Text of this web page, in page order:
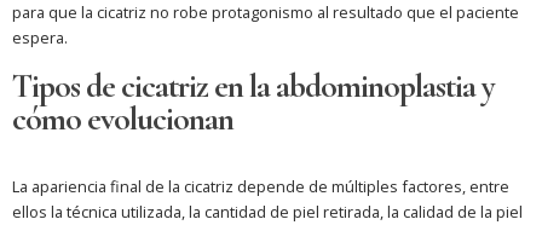
para que la cicatriz no robe protagonismo al resultado que el paciente
espera.
Tipos de cicatriz en la abdominoplastia y
cómo evolucionan
La apariencia final de la cicatriz depende de múltiples factores, entre
ellos la técnica utilizada, la cantidad de piel retirada, la calidad de la piel